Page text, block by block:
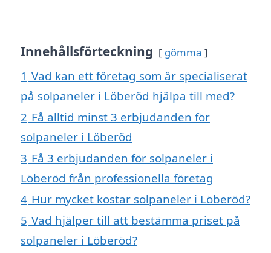
Innehållsförteckning gömma
1 Vad kan ett företag som är specialiserat
på solpaneler i Löberöd hjälpa till med?
2 Få alltid minst 3 erbjudanden för
solpaneler i Löberöd
3 Få 3 erbjudanden för solpaneler i
Löberöd från professionella företag
4 Hur mycket kostar solpaneler i Löberöd?
5 Vad hjälper till att bestämma priset på
solpaneler i Löberöd?